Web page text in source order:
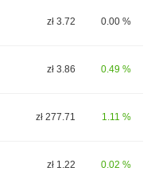
zł 3.72 0.00 %
zł 3.86 0.49 %
zł 277.71 1.11 %
zł 1.22 0.02 %